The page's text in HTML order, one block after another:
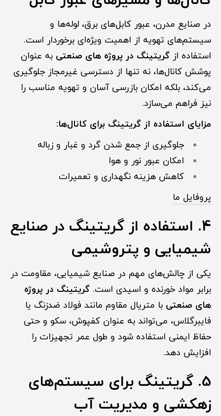
در صنایع مدرن، عبور کابل‌های برق، لوله‌ها و
سیستم‌های تهویه از اهمیت ویژه‌ای برخوردار است.
استفاده از گریتینگ در پروژه های صنعتی به عنوان
پوشش کانال‌ها، نه تنها از دسترسی غیرمجاز جلوگیری
می‌کند، بلکه امکان بازرسی آسان و تهویه مناسب را
نیز فراهم می‌سازد.
مزایای استفاده از گریتینگ برای کانال‌ها:
جلوگیری از جمع شدن گرد و غبار و زباله
امکان عبور نور و هوا
کاهش هزینه نگهداری و تعمیرات
پروفایل ما
4. استفاده از گریتینگ در صنایع
شیمیایی و پتروشیمی
یکی از چالش‌های مهم در صنایع شیمیایی، مقاومت در
برابر مواد خورنده و اسیدی است. گریتینگ در پروژه
های صنعتی با متریال مقاوم مانند فولاد ضدزنگ یا
فایبرگلاس، می‌تواند به عنوان کفپوش، سکو و حتی
حفاظ ایمنی استفاده شود و طول عمر تجهیزات را
افزایش دهد.
5. گریتینگ برای سیستم‌های
زهکشی و مدیریت آب